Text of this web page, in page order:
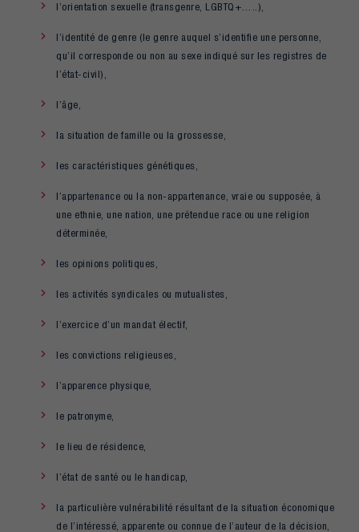
l’orientation sexuelle (transgenre, LGBTQ+…..),
l’identité de genre (le genre auquel s’identifie une personne,
qu’il corresponde ou non au sexe indiqué sur les registres de
l’état-civil),
l’âge,
la situation de famille ou la grossesse,
les caractéristiques génétiques,
l’appartenance ou la non-appartenance, vraie ou supposée, à
une ethnie, une nation, une prétendue race ou une religion
déterminée,
les opinions politiques,
les activités syndicales ou mutualistes,
l’exercice d’un mandat électif,
les convictions religieuses,
l’apparence physique,
le patronyme,
le lieu de résidence,
l’état de santé ou le handicap,
la particulière vulnérabilité résultant de la situation économique
de l’intéressé, apparente ou connue de l’auteur de la décision,